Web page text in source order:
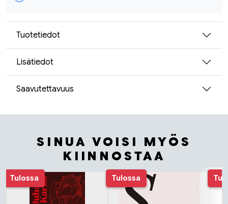
Tuotetiedot
Lisätiedot
Saavutettavuus
SINUA VOISI MYÖS
KIINNOSTAA
Tuoteluettelon alku
Tulossa Tulossa